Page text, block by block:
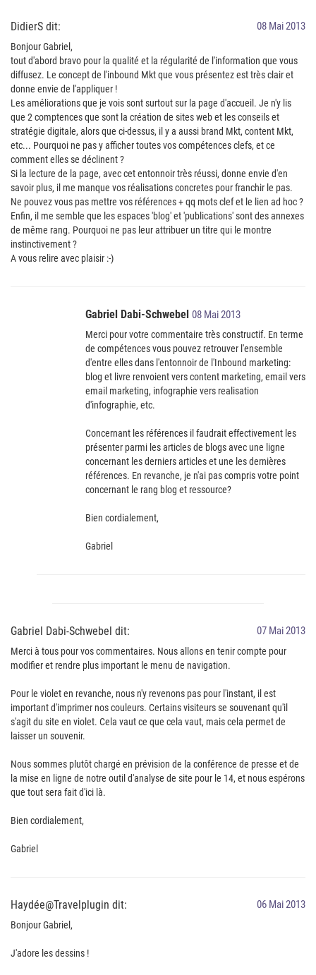
DidierS dit: 08 Mai 2013
Bonjour Gabriel,
tout d'abord bravo pour la qualité et la régularité de l'information que vous
diffusez. Le concept de l'inbound Mkt que vous présentez est très clair et
donne envie de l'appliquer !
Les améliorations que je vois sont surtout sur la page d'accueil. Je n'y lis
que 2 comptences que sont la création de sites web et les conseils et
stratégie digitale, alors que ci-dessus, il y a aussi brand Mkt, content Mkt,
etc... Pourquoi ne pas y afficher toutes vos compétences clefs, et ce
comment elles se déclinent ?
Si la lecture de la page, avec cet entonnoir très réussi, donne envie d'en
savoir plus, il me manque vos réalisations concretes pour franchir le pas.
Ne pouvez vous pas mettre vos références + qq mots clef et le lien ad hoc ?
Enfin, il me semble que les espaces 'blog' et 'publications' sont des annexes
de même rang. Pourquoi ne pas leur attribuer un titre qui le montre
instinctivement ?
A vous relire avec plaisir :-)
Gabriel Dabi-Schwebel 08 Mai 2013
Merci pour votre commentaire très constructif. En terme
de compétences vous pouvez retrouver l'ensemble
d'entre elles dans l'entonnoir de l'Inbound marketing:
blog et livre renvoient vers content marketing, email vers
email marketing, infographie vers realisation
d'infographie, etc.
Concernant les références il faudrait effectivement les
présenter parmi les articles de blogs avec une ligne
concernant les derniers articles et une les dernières
références. En revanche, je n'ai pas compris votre point
concernant le rang blog et ressource?
Bien cordialement,
Gabriel
Gabriel Dabi-Schwebel dit: 07 Mai 2013
Merci à tous pour vos commentaires. Nous allons en tenir compte pour
modifier et rendre plus important le menu de navigation.
Pour le violet en revanche, nous n'y revenons pas pour l'instant, il est
important d'imprimer nos couleurs. Certains visiteurs se souvenant qu'il
s'agit du site en violet. Cela vaut ce que cela vaut, mais cela permet de
laisser un souvenir.
Nous sommes plutôt chargé en prévision de la conférence de presse et de
la mise en ligne de notre outil d'analyse de site pour le 14, et nous espérons
que tout sera fait d'ici là.
Bien cordialement,
Gabriel
Haydée@Travelplugin dit: 06 Mai 2013
Bonjour Gabriel,
J'adore les dessins !